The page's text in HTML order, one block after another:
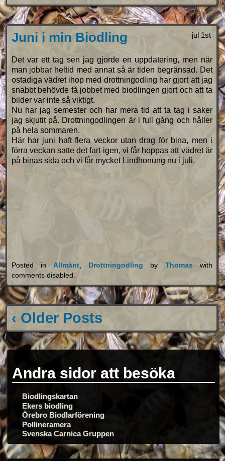
jul 1st
Juni i min Biodling
Det var ett tag sen jag gjorde en uppdatering, men när
man jobbar heltid med annat så är tiden begränsad. Det
ostadiga vädret ihop med drottningodling har gjort att jag
snabbt behövde få jobbet med biodlingen gjort och att ta
bilder var inte så viktigt.
Nu har jag semester och har mera tid att ta tag i saker
jag skjutit på. Drottningodlingen är i full gång och håller
på hela sommaren.
Här har juni haft flera veckor utan drag för bina, men i
förra veckan satte det fart igen, vi får hoppas att vädret är
på binas sida och vi får mycket Lindhonung nu i juli.
Posted in Allmänt, Drottningodling by Thomaswith
comments disabled.
‹ Older Posts
Andra sidor att besöka
Biodlingskartan
Ekers biodling
Örebro Biodlarförening
Pollineramera
Svenska Carnica Gruppen